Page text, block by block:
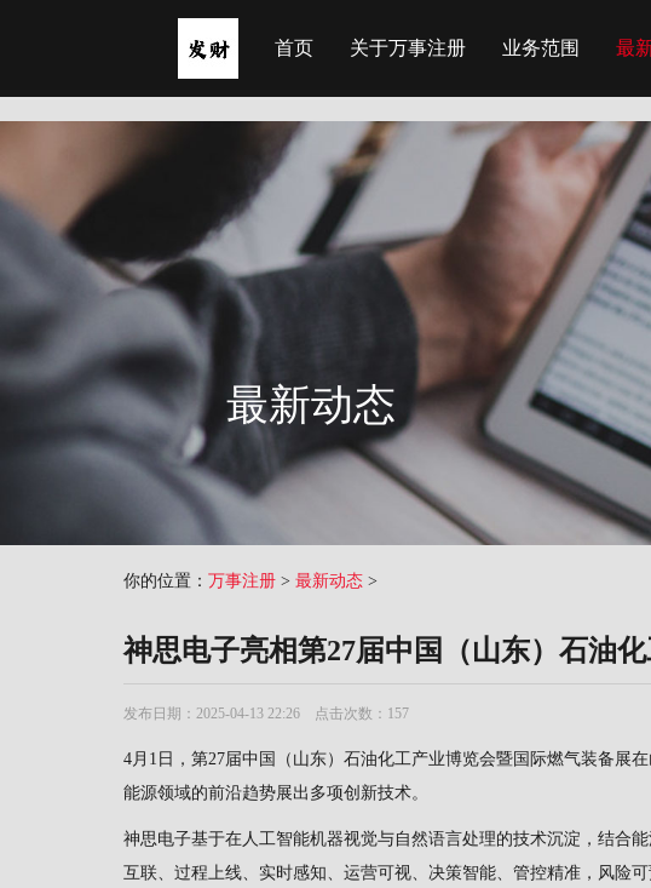
首页 关于万事注册 业务范围 最
最新动态
你的位置： 万事注册 > 最新动态 >
神思电子亮相第27届中国（山东）石油
发布日期：2025-04-13 22:26 点击次数：157
4月1日，第27届中国（山东）石油化工产业博览会暨国际燃气装备展
能源领域的前沿趋势展出多项创新技术。
神思电子基于在人工智能机器视觉与自然语言处理的技术沉淀，结合
互联、过程上线、实时感知、运营可视、决策智能、管控精准，风险